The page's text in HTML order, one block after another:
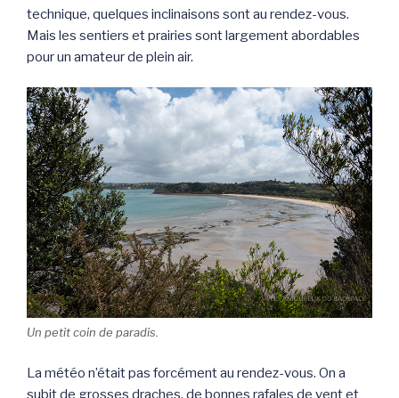
technique, quelques inclinaisons sont au rendez-vous.
Mais les sentiers et prairies sont largement abordables
pour un amateur de plein air.
Un petit coin de paradis.
La météo n’était pas forcément au rendez-vous. On a
subit de grosses draches, de bonnes rafales de vent et